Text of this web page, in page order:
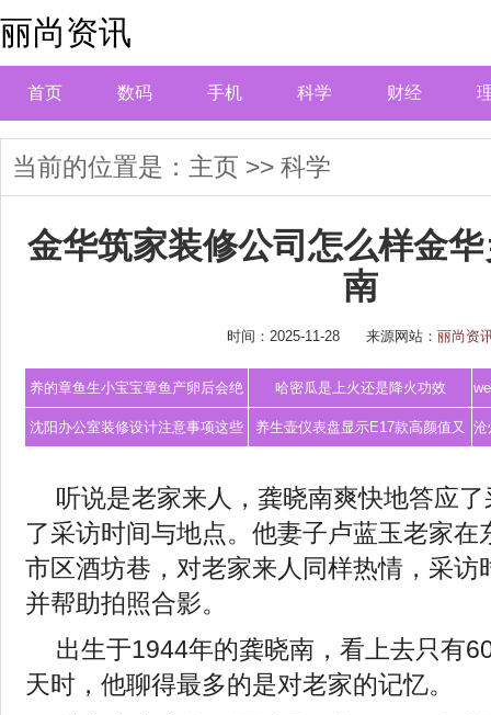
丽尚资讯
首页 数码 手机 科学 财经
当前的位置是： 主页 >> 科学
金华筑家装修公司怎么样金
南
时间：2025-11-28 来源网站： 丽尚资
养的章鱼生小宝宝章鱼产卵后会绝
食死亡困惑
哈密瓜是上火还是降火功效
沈阳办公室装修设计注意事项这些 养生壶仪表盘显示E17款高颜值又 沧
听说是老家来人，龚晓南爽快地答应
了采访时间与地点。他妻子卢蓝玉老家在
市区酒坊巷，对老家来人同样热情，采访
并帮助拍照合影。
出生于1944年的龚晓南，看上去只有
天时，他聊得最多的是对老家的记忆。